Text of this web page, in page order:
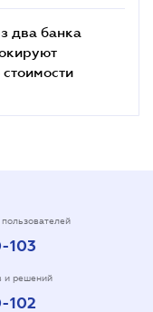
два банка
103
и решений
102